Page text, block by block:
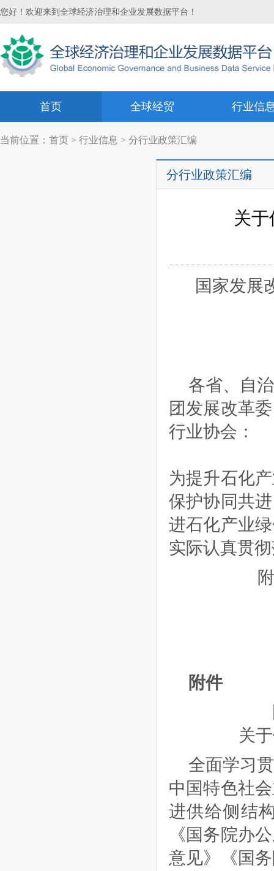
您好！欢迎来到全球经济治理和企业发展数据平台！
首页 全球经贸 行业信
当前位置： 首页 > 行业信息 > 分行业政策汇编
分行业政策汇编
关
国家发展
各省、自
团发展改革
行业协会：
为提升石化
保护协同共
进石化产业
实际认真贯
附件
关
全面学习
中国特色社
进供给侧结
《国务院办
意见》《国